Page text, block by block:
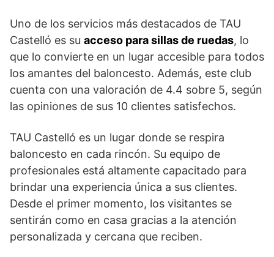
Uno de los servicios más destacados de TAU
Castelló es su acceso para sillas de ruedas, lo
que lo convierte en un lugar accesible para todos
los amantes del baloncesto. Además, este club
cuenta con una valoración de 4.4 sobre 5, según
las opiniones de sus 10 clientes satisfechos.
TAU Castelló es un lugar donde se respira
baloncesto en cada rincón. Su equipo de
profesionales está altamente capacitado para
brindar una experiencia única a sus clientes.
Desde el primer momento, los visitantes se
sentirán como en casa gracias a la atención
personalizada y cercana que reciben.